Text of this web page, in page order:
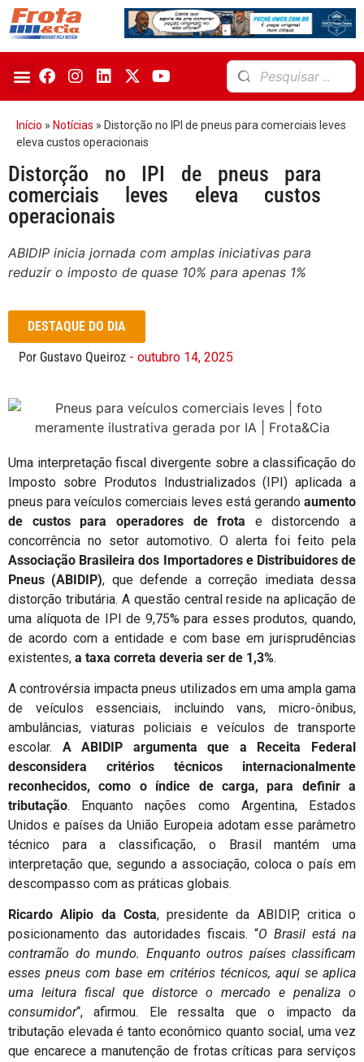
Início » Notícias » Distorção no IPI de pneus para comerciais leves
eleva custos operacionais
Distorção no IPI de pneus para
comerciais leves eleva custos
operacionais
ABIDIP inicia jornada com amplas iniciativas para
reduzir o imposto de quase 10% para apenas 1%
DESTAQUE DO DIA
Por Gustavo Queiroz - outubro 14, 2025
Uma interpretação fiscal divergente sobre a classificação do
Imposto sobre Produtos Industrializados (IPI) aplicada a
pneus para veículos comerciais leves está gerando aumento
de custos para operadores de frota e distorcendo a
concorrência no setor automotivo. O alerta foi feito pela
Associação Brasileira dos Importadores e Distribuidores de
Pneus (ABIDIP), que defende a correção imediata dessa
distorção tributária. A questão central reside na aplicação de
uma alíquota de IPI de 9,75% para esses produtos, quando,
de acordo com a entidade e com base em jurisprudências
existentes, a taxa correta deveria ser de 1,3%.
A controvérsia impacta pneus utilizados em uma ampla gama
de veículos essenciais, incluindo vans, micro-ônibus,
ambulâncias, viaturas policiais e veículos de transporte
escolar. A ABIDIP argumenta que a Receita Federal
desconsidera critérios técnicos internacionalmente
reconhecidos, como o índice de carga, para definir a
tributação. Enquanto nações como Argentina, Estados
Unidos e países da União Europeia adotam esse parâmetro
técnico para a classificação, o Brasil mantém uma
interpretação que, segundo a associação, coloca o país em
descompasso com as práticas globais.
Ricardo Alipio da Costa, presidente da ABIDIP, critica o
posicionamento das autoridades fiscais. “O Brasil está na
contramão do mundo. Enquanto outros países classificam
esses pneus com base em critérios técnicos, aqui se aplica
uma leitura fiscal que distorce o mercado e penaliza o
consumidor“, afirmou. Ele ressalta que o impacto da
tributação elevada é tanto econômico quanto social, uma vez
que encarece a manutenção de frotas críticas para serviços